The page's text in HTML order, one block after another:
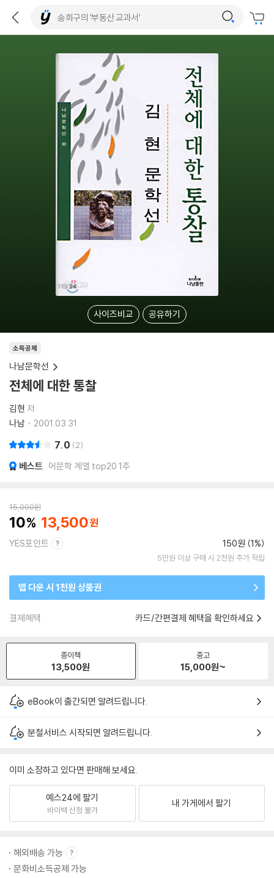
사이즈비교 공유하기
소득공제
나남문학선
전체에 대한 통찰
김현 저
나남
2001.03.31.
7.0 2
베스트 어문학 계열 top20 1주
15,000원
10 13,500
YES포인트 150원 (1%)
5만원 이상 구매 시 2천원 추가 적립
앱 다운 시 1천원 상품권
결제혜택 카드/간편결제 혜택을 확인하세요
종이책
13,500원
중고
15,000원~
eBook이 출간되면 알려드립니다.
분철서비스 시작되면 알려드립니다.
이미 소장하고 있다면 판매해 보세요.
예스24에 팔기
바이백 신청 불가
내 가게에서 팔기
해외배송 가능
문화비소득공제 가능